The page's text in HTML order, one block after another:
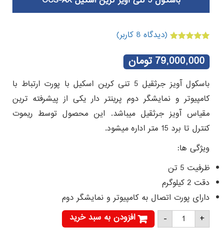
5.00از 5 در
امتیازدهی
مشتری
(دیدگاه 8 کاربر)
79,000,000 تومان
باسکول آویز جرثقیل 5 تنی کرین اسکیل با پورت ارتباط با
کامپیوتر و نمایشگر دوم پرینتر دار یکی از پیشرفته ترین
مقیاس آویز جرثقیل میباشد. این محصول توسط ریموت
کنترل تا برد 15 متر اداره میشود.
ویژگی ها:
ظرفیت 5 تن
دقت 2 کیلوگرم
دارای پورت اتصال به کامپیوتر و نمایشگر دوم
- باسکول +
افزودن به سبد خرید